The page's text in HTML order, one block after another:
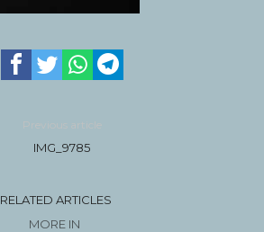
Previous article
IMG_9785
RELATED ARTICLES
MORE IN